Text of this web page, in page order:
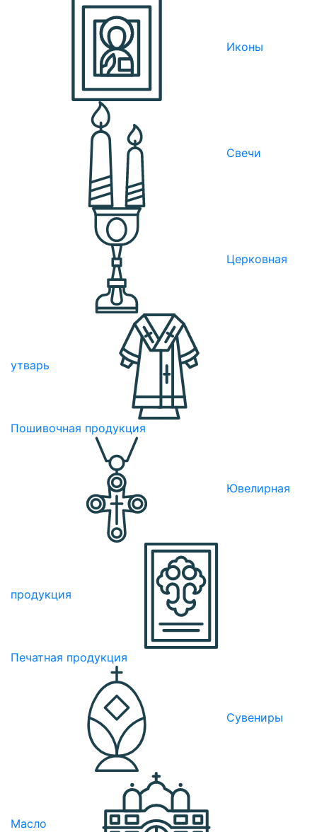
Иконы
Свечи
Церковная
утварь
Пошивочная продукция
Ювелирная
продукция
Печатная продукция
Сувениры
Масло